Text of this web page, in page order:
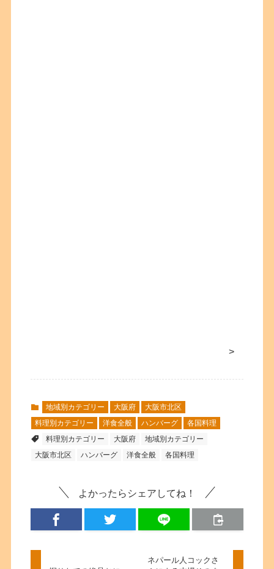
>
地域別カテゴリー 大阪府
大阪市北区
料理別カテゴリー
洋食全般 ハンバーグ
各国料理
料理別カテゴリー
大阪府
地域別カテゴリー
大阪市北区
ハンバーグ 洋食全般 各国料理
よかったらシェアしてね！
ネパール人コックさ